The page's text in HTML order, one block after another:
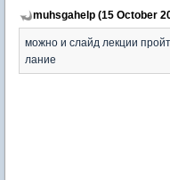
muhsgahelp (15 October
можно и слайд лекции
лание